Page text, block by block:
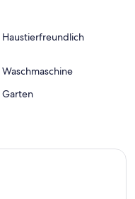
Haustierfreundlich
Waschmaschine
Garten